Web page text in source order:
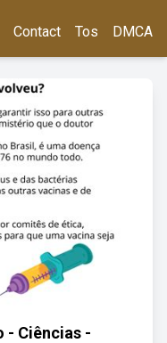
Contact Tos DMCA
- Ciências -